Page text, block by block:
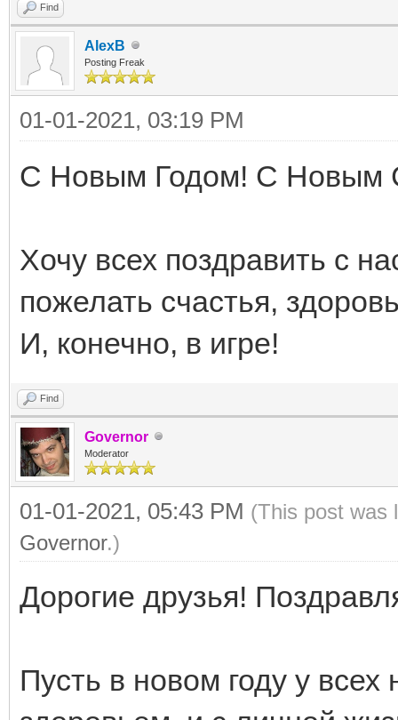
Find
AlexB
Posting Freak
01-01-2021, 03:19 PM
С Новым Годом! С Новым
Хочу всех поздравить с
пожелать счастья,
И, конечно, в игре!
Find
Governor
Moderator
01-01-2021, 05:43 PM (This post was
Governor.)
Дорогие друзья!
Пусть в новом году у всех